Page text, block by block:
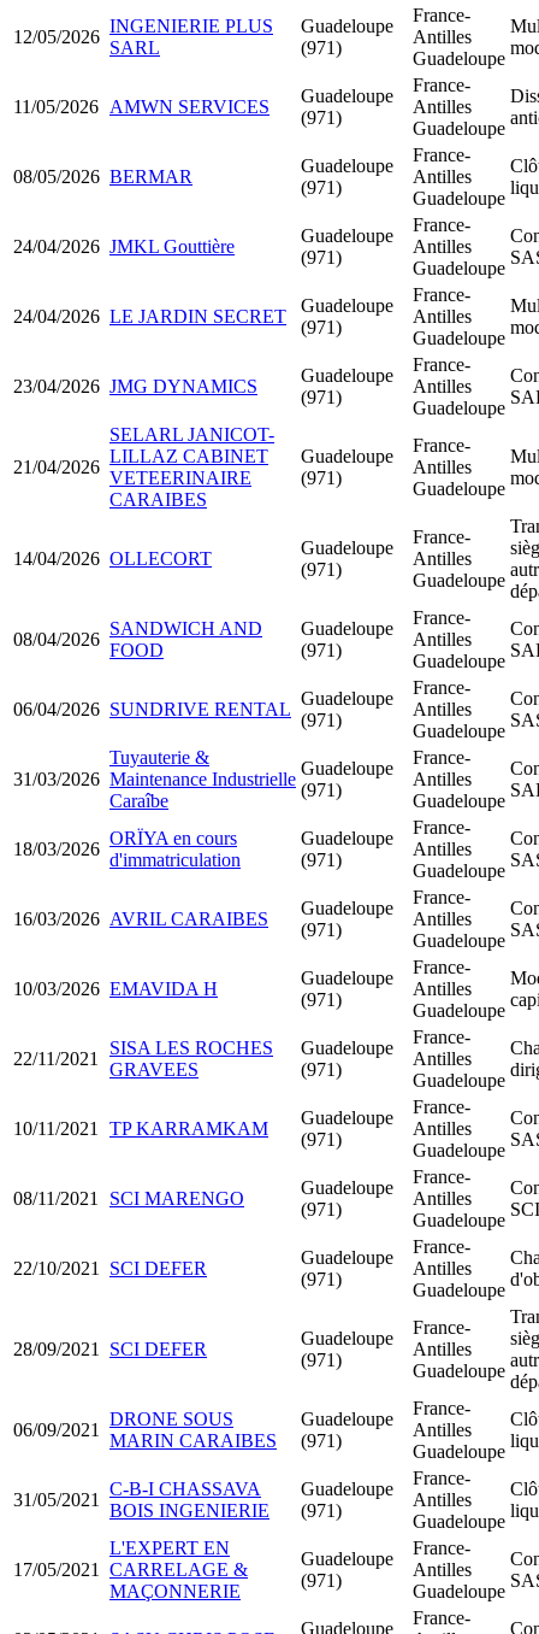
12/05/2026
INGENIERIE PLUS
SARL
Guadeloupe
(971)
France-
Antilles
Guadeloupe
11/05/2026 AMWN SERVICES
Guadeloupe
(971)
France-
Antilles
Guadeloupe
08/05/2026 BERMAR
Guadeloupe
(971)
France-
Antilles
Guadeloupe
24/04/2026 JMKL Gouttière
Guadeloupe
(971)
France-
Antilles
Guadeloupe
24/04/2026 LE JARDIN SECRET
Guadeloupe
(971)
France-
Antilles
Guadeloupe
23/04/2026 JMG DYNAMICS
Guadeloupe
(971)
France-
Antilles
Guadeloupe
21/04/2026
SELARL JANICOT-
LILLAZ CABINET
VETEERINAIRE
CARAIBES
Guadeloupe
(971)
France-
Antilles
Guadeloupe
14/04/2026 OLLECORT
Guadeloupe
(971)
France-
Antilles
Guadeloupe
08/04/2026
SANDWICH AND
FOOD
Guadeloupe
(971)
France-
Antilles
Guadeloupe
06/04/2026 SUNDRIVE RENTAL
Guadeloupe
(971)
France-
Antilles
Guadeloupe
31/03/2026
Tuyauterie &
Maintenance Industrielle
Caraîbe
Guadeloupe
(971)
France-
Antilles
Guadeloupe
18/03/2026
ORÏYA en cours
d'immatriculation
Guadeloupe
(971)
France-
Antilles
Guadeloupe
16/03/2026 AVRIL CARAIBES
Guadeloupe
(971)
France-
Antilles
Guadeloupe
10/03/2026 EMAVIDA H
Guadeloupe
(971)
France-
Antilles
Guadeloupe
22/11/2021
SISA LES ROCHES
GRAVEES
Guadeloupe
(971)
France-
Antilles
Guadeloupe
10/11/2021 TP KARRAMKAM
Guadeloupe
(971)
France-
Antilles
Guadeloupe
08/11/2021 SCI MARENGO
Guadeloupe
(971)
France-
Antilles
Guadeloupe
SCI
22/10/2021 SCI DEFER
Guadeloupe
(971)
France-
Antilles
Guadeloupe
28/09/2021 SCI DEFER
Guadeloupe
(971)
France-
Antilles
Guadeloupe
06/09/2021
DRONE SOUS
MARIN CARAIBES
Guadeloupe
(971)
France-
Antilles
Guadeloupe
31/05/2021
C-B-I CHASSAVA
BOIS INGENIERIE
Guadeloupe
(971)
France-
Antilles
Guadeloupe
17/05/2021
L'EXPERT EN
CARRELAGE &
MAÇONNERIE
Guadeloupe
(971)
France-
Antilles
Guadeloupe
Guadeloupe
France-